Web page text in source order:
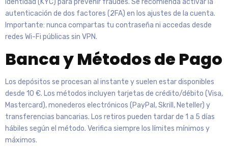
autenticación de dos factores (2FA) en los ajustes de la cuenta.
Importante: nunca compartas tu contraseña ni accedas desde
redes Wi-Fi públicas sin VPN.
Banca y Métodos de Pago
Los depósitos se procesan al instante y suelen estar disponibles
desde 10 €. Los métodos incluyen tarjetas de crédito/débito (Visa,
Mastercard), monederos electrónicos (PayPal, Skrill, Neteller) y
transferencias bancarias. Los retiros pueden tardar de 1 a 5 días
hábiles según el método. Verifica siempre los límites mínimos y
máximos.